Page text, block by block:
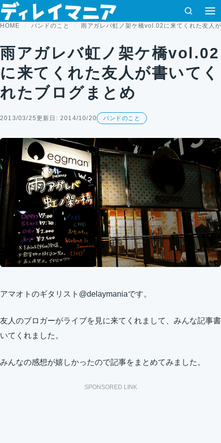
コンテンツへスキップ
検索
HOME バンドのこと 雨アガレバ虹ノ架ケ橋vol.02に来てくれた友人
雨アガレバ虹ノ架ケ橋vol.02
に来てくれた友人が書いてく
れたブログまとめ
2013/03/25更新日: 2014/10/20 バンドのこと
アマオトのギタリスト@delaymaniaです。
友人のブロガーがライブを見に来てくれまして、みんな記事書
いてくれました。
みんなの感想が嬉しかったので記事をまとめてみました。
SPONSORED LINK